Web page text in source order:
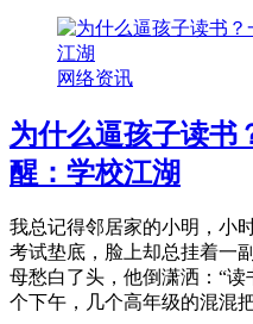
网络资讯
为什么逼孩子读书
醒：学校江湖
我总记得邻居家的小明，小
考试垫底，脸上却总挂着一
母愁白了头，他倒潇洒：“
个下午，几个高年级的混混